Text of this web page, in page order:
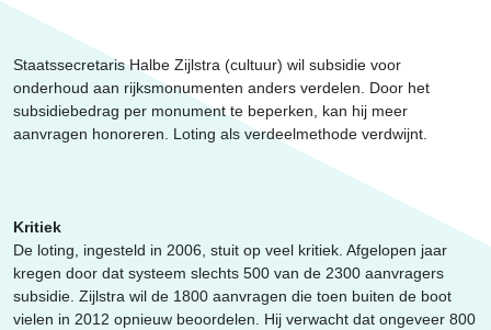
Overheid
Erfgoed
Staatssecretaris Halbe Zijlstra (cultuur) wil subsidie voor
onderhoud aan rijksmonumenten anders verdelen. Door het
subsidiebedrag per monument te beperken, kan hij meer
aanvragen honoreren. Loting als verdeelmethode verdwijnt.
Kritiek
De loting, ingesteld in 2006, stuit op veel kritiek. Afgelopen jaar
kregen door dat systeem slechts 500 van de 2300 aanvragers
subsidie. Zijlstra wil de 1800 aanvragen die toen buiten de boot
vielen in 2012 opnieuw beoordelen. Hij verwacht dat ongeveer 800